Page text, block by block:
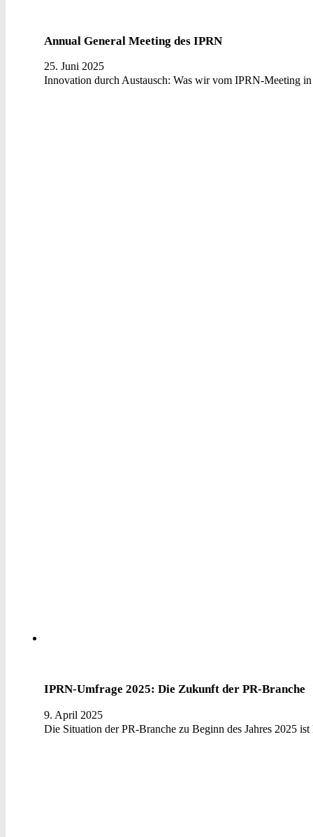
Annual General Meeting des IPRN
25. Juni 2025
Innovation durch Austausch: Was wir vom IPRN-Meeting
IPRN-Umfrage 2025: Die Zukunft der PR-Branche
9. April 2025
Die Situation der PR-Branche zu Beginn des Jahres 2025